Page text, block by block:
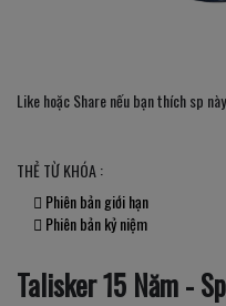
Like hoặc Share nếu bạn thích sp này
THẺ TỪ KHÓA :
Phiên bản giới hạn
Phiên bản kỷ niệm
Talisker 15 Năm -